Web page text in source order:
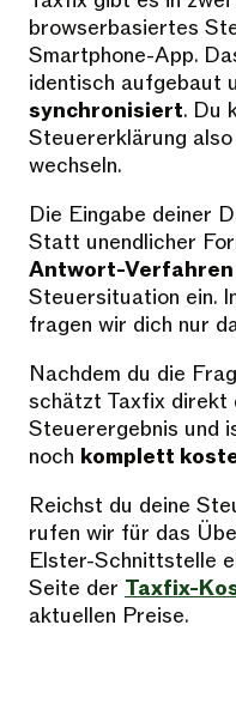
browserbasiertes
Smartphone-App.
identisch aufgebaut
synchronisiert. Du
Steuererklärung
wechseln.
Die Eingabe deiner
Statt unendlicher
Antwort-Verfahren
Steuersituation ein.
fragen wir dich nur
Nachdem du die
schätzt Taxfix direkt
Steuerergebnis und
noch komplett
Reichst du deine
rufen wir für das
Elster-Schnittstelle
Seite der Taxfix-
aktuellen Preise.